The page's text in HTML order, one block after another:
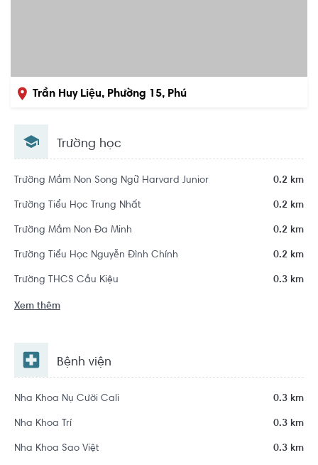
Trần Huy Liệu, Phường 15, Phú
Trường học
Trường Mầm Non Song Ngữ Harvard Junior 0.2 km
Trường Tiểu Học Trung Nhất 0.2 km
Trường Mầm Non Đa Minh 0.2 km
Trường Tiểu Học Nguyễn Đình Chính 0.2 km
Trường THCS Cầu Kiệu 0.3 km
Xem thêm
Bệnh viện
Nha Khoa Nụ Cười Cali 0.3 km
Nha Khoa Trí 0.3 km
Nha Khoa Sao Việt 0.3 km